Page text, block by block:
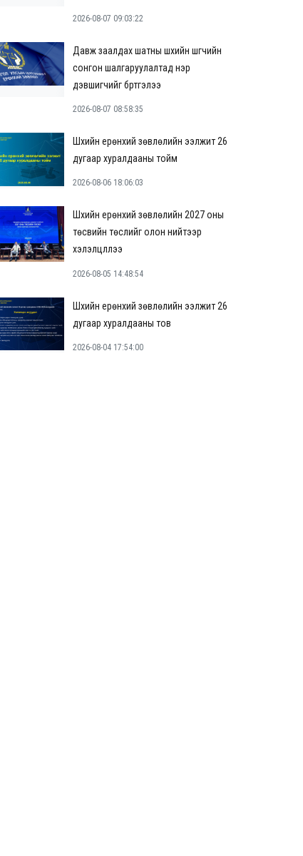
2026-08-07 09:03:22
Давж заалдах шатны шүүхийн шүүгчийн
сонгон шалгаруулалтад нэр
дэвшигчийг бүртгэлээ
2026-08-07 08:58:35
Шүүхийн ерөнхий зөвлөлийн ээлжит 26
дугаар хуралдааны тойм
2026-08-06 18:06:03
Шүүхийн ерөнхий зөвлөлийн 2027 оны
төсвийн төслийг олон нийтээр
хэлэлцүүллээ
2026-08-05 14:48:54
Шүүхийн ерөнхий зөвлөлийн ээлжит 26
дугаар хуралдааны тов
2026-08-04 17:54:00